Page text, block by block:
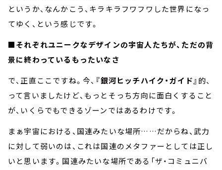
というか、なんかこう、キラキラフワフワした世界になっ
てゆく、という感じです。
■それぞれユニークなデザインの宇宙人たちが、ただの背
景に終わっているもったいなさ
で、正直ここですね。今、 『銀河ヒッチハイク・ガイド』 的、
って言いましたけど、もっとそっち方向に面白くすること
が、いくらでもできるゾーンではあるわけです。
まぁ宇宙における、国連みたいな場所……だからね、武力
に対して弱いのは、これは国連のメタファーとしては正し
いと思います。国連みたいな場所である「ザ・コミュニバ